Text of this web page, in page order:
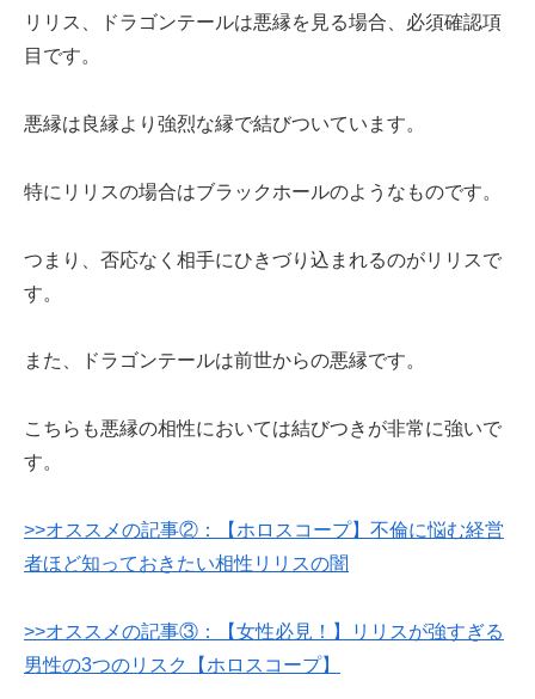
リリス、ドラゴンテールは悪縁を見る場合、必須確認項
目です。
悪縁は良縁より強烈な縁で結びついています。
特にリリスの場合はブラックホールのようなものです。
つまり、否応なく相手にひきづり込まれるのがリリスで
す。
また、ドラゴンテールは前世からの悪縁です。
こちらも悪縁の相性においては結びつきが非常に強いで
す。
>>オススメの記事②：【ホロスコープ】不倫に悩む経営
者ほど知っておきたい相性リリスの闇
>>オススメの記事③：【女性必見！】リリスが強すぎる
男性の3つのリスク【ホロスコープ】